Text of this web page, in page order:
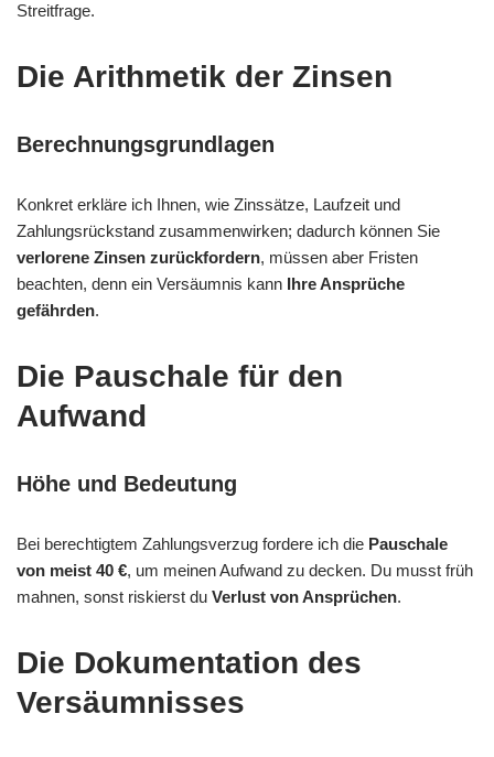
Streitfrage.
Die Arithmetik der Zinsen
Berechnungsgrundlagen
Konkret erkläre ich Ihnen, wie Zinssätze, Laufzeit und
Zahlungsrückstand zusammenwirken; dadurch können Sie
verlorene Zinsen zurückfordern, müssen aber Fristen
beachten, denn ein Versäumnis kann Ihre Ansprüche
gefährden.
Die Pauschale für den
Aufwand
Höhe und Bedeutung
Bei berechtigtem Zahlungsverzug fordere ich die Pauschale
von meist 40 €, um meinen Aufwand zu decken. Du musst früh
mahnen, sonst riskierst du Verlust von Ansprüchen.
Die Dokumentation des
Versäumnisses